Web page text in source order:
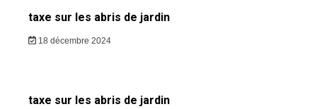
taxe sur les abris de jardin
18 décembre 2024
taxe sur les abris de jardin